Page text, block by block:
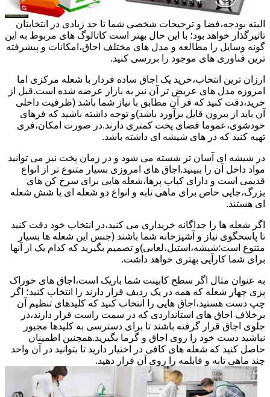
البته بودجه،فضا و ترجیحات شخصی شما تا حد زیادی در انتخابتان
تاثیرگذار خواهد بود؛ با این حال بهتر است کاتالوگ های مربوط به این
گونه وسایل را مطالعه و مدل های مختلف اجاق،امکانات و پیشرفته
ترین فناوری های موجود را بررسی کنید.
ارزان ترین انتخاب،خرید یک اجاق ساده فردار با شعله مرکزی اما
امروزه مدل های عریض تر آن نیز به بازار عرضه شده است.قبل از
خرید،دقت کنید که فر آن مطابق با نیاز شما باشد (ظرفیت داخلی
آن باید از بیرون قابل برآورد باشد)و توجه داشته باشید که فرهای
خودشوی،عموما فضای پخت کمتری دارند.در صورت امکان،فری
تهیه کنید که در های شیشه ای داشته باشد.
در شیشه ای آسان تر شسته می شود و در زمان پخت نیز می توانید
مواد داخل آن را ببینید.اجاق های امروزی بسیار متنوع تر از انواع
قدیمی است و دارای کباب پزها،شعله هایی برای سرخ کن های
بزرگ،جایی خاص برای ماهی تابه و انواع دو شعله ای یا شش شعله
ای هستند.
اگر شعله ها را جداگانه خریداری می کنید،در انتخاب خود دقت کنید
تا پاسخگوی نیاز و آشپزخانه شما باشند (جنس این شعله ها بسیار
متنوع است:شیشه،استیل،لعابی)و تصمیم بگیرید که کدام یک از آنها
برای شما کارآیی بهتری خواهد داشت.
به عنوان مثال اگر سطح کابینت شما باریک است،اجاق های خوراک
پزی چهار شعله که همه در یک ردیف قرار دارند را انتخاب کنید؛ اگر
چپ دست هستید،اجاق هایی را انتخاب کنید که کلیدهای تنظیم آن
برخلاف اجاق های استانداردی که در سمت راست قرار دارند،در
جلوی اجاق قرار گرفته باشند تا برای دسترسی به کلیدها مجبور
نباشید دست خود را روی اجاق و گرما بگیرید.همچنین اطمینان
حاصل کنید که شعله های کافی در اختیار دارید تا بتوانید در آن واحد
چند ماهی تابه و قابلمه را روی آن قرار دهید.